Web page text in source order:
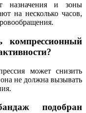
назначения и зоны
на несколько часов,
может снизить
не должна вызывать
подобран